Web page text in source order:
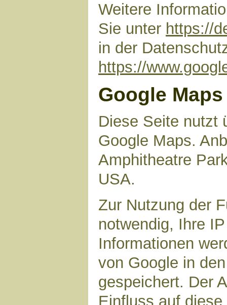
Weitere
Sie unter https://
in der
https://
Google Maps
Diese Seite nutzt
Google Maps.
Amphitheatre
USA.
Zur Nutzung der
notwendig, Ihre
Informationen
von Google in
gespeichert. Der
Einfluss auf